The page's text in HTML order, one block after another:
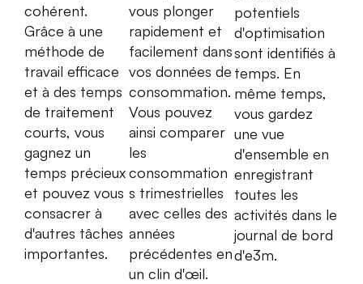
cohérent.
Grâce à une
méthode de
travail efficace
et à des temps
de traitement
courts, vous
gagnez un
temps précieux
et pouvez vous
consacrer à
d'autres tâches
importantes.
vous plonger
rapidement et
facilement dans
vos données de
consommation.
Vous pouvez
ainsi comparer
les
consommation
s trimestrielles
avec celles des
années
précédentes en
un clin d'œil.
potentiels
d'optimisation
sont identifiés à
temps. En
même temps,
vous gardez
une vue
d'ensemble en
enregistrant
toutes les
activités dans le
journal de bord
d'e3m.